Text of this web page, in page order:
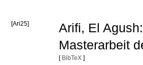
[Ari25]
Arifi, El
Masterarbeit
[ BibTeX ]